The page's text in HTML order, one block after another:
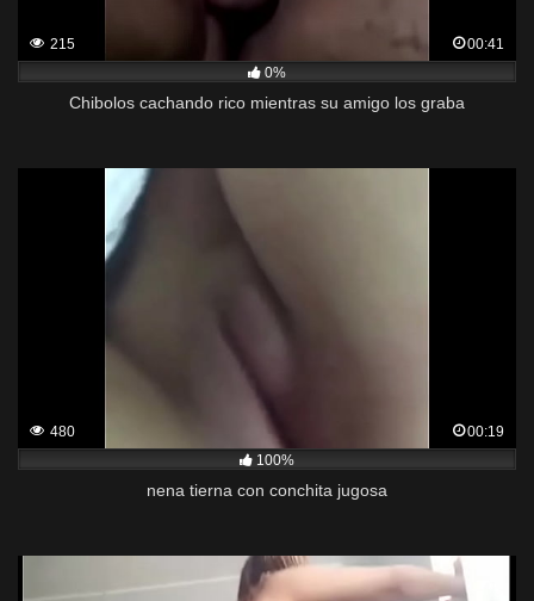
215
00:41
0%
Chibolos cachando rico mientras su amigo los graba
480
00:19
100%
nena tierna con conchita jugosa